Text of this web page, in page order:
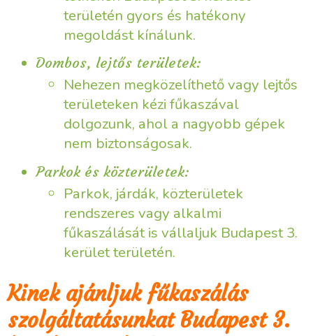
területén gyors és hatékony
megoldást kínálunk.
Dombos, lejtős területek:
Nehezen megközelíthető vagy lejtős
területeken kézi fűkaszával
dolgozunk, ahol a nagyobb gépek
nem biztonságosak.
Parkok és közterületek:
Parkok, járdák, közterületek
rendszeres vagy alkalmi
fűkaszálását is vállaljuk Budapest 3.
kerület területén.
Kinek ajánljuk fűkaszálás
szolgáltatásunkat Budapest 3.